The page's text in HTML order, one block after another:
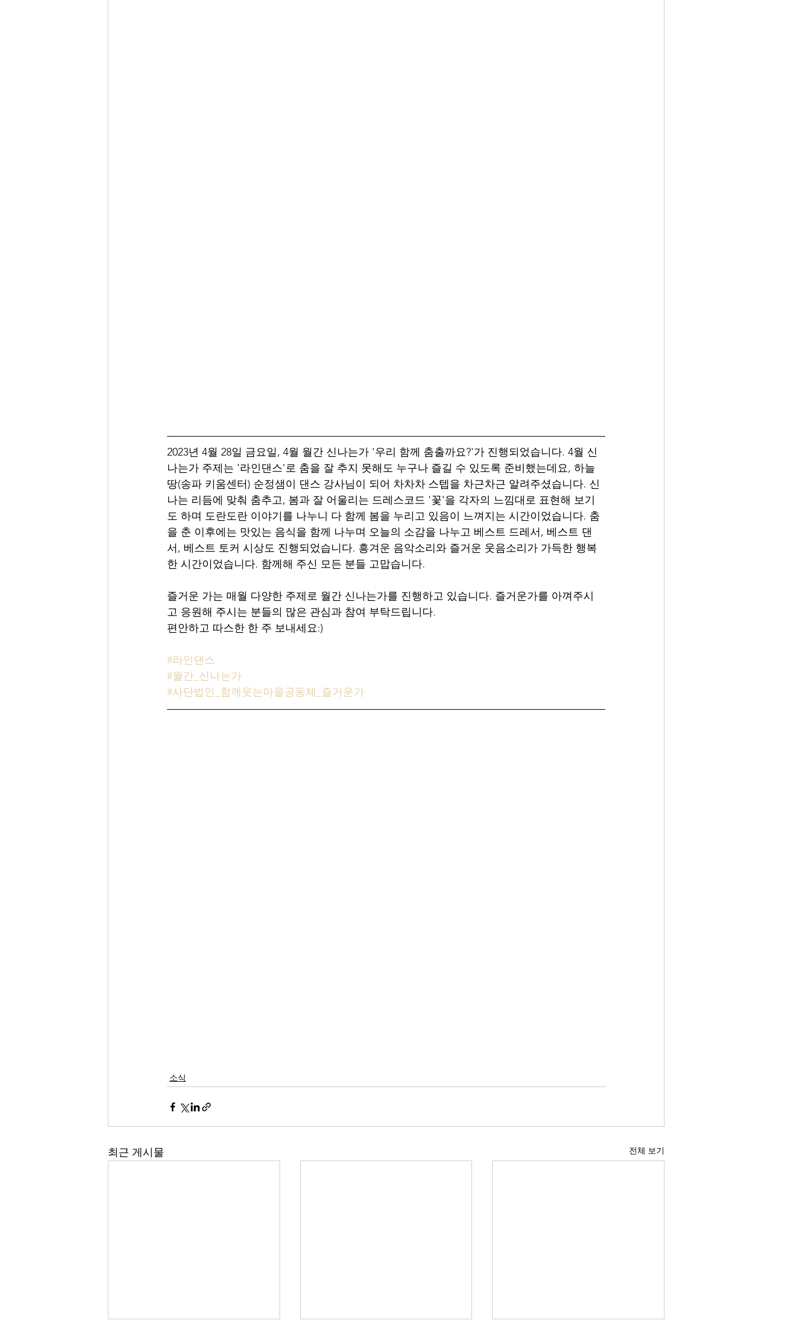
2023년 4월 28일 금요일, 4월 월간 신나는가 '우리 함께 춤출까요?'가 진행되었습니다. 4월 신
나는가 주제는 '라인댄스'로 춤을 잘 추지 못해도 누구나 즐길 수 있도록 준비했는데요, 하늘
땅(송파 키움센터) 순정샘이 댄스 강사님이 되어 차차차 스텝을 차근차근 알려주셨습니다. 신
나는 리듬에 맞춰 춤추고, 봄과 잘 어울리는 드레스코드 '꽃'을 각자의 느낌대로 표현해 보기
도 하며 도란도란 이야기를 나누니 다 함께 봄을 누리고 있음이 느껴지는 시간이었습니다. 춤
을 춘 이후에는 맛있는 음식을 함께 나누며 오늘의 소감을 나누고 베스트 드레서, 베스트 댄
서, 베스트 토커 시상도 진행되었습니다. 흥겨운 음악소리와 즐거운 웃음소리가 가득한 행복
한 시간이었습니다. 함께해 주신 모든 분들 고맙습니다.
즐거운 가는 매월 다양한 주제로 월간 신나는가를 진행하고 있습니다. 즐거운가를 아껴주시
고 응원해 주시는 분들의 많은 관심과 참여 부탁드립니다.
편안하고 따스한 한 주 보내세요:)
#라인댄스
#월간_신나는가
#사단법인_함께웃는마을공동체_즐거운가
소식
최근 게시물 전체 보기